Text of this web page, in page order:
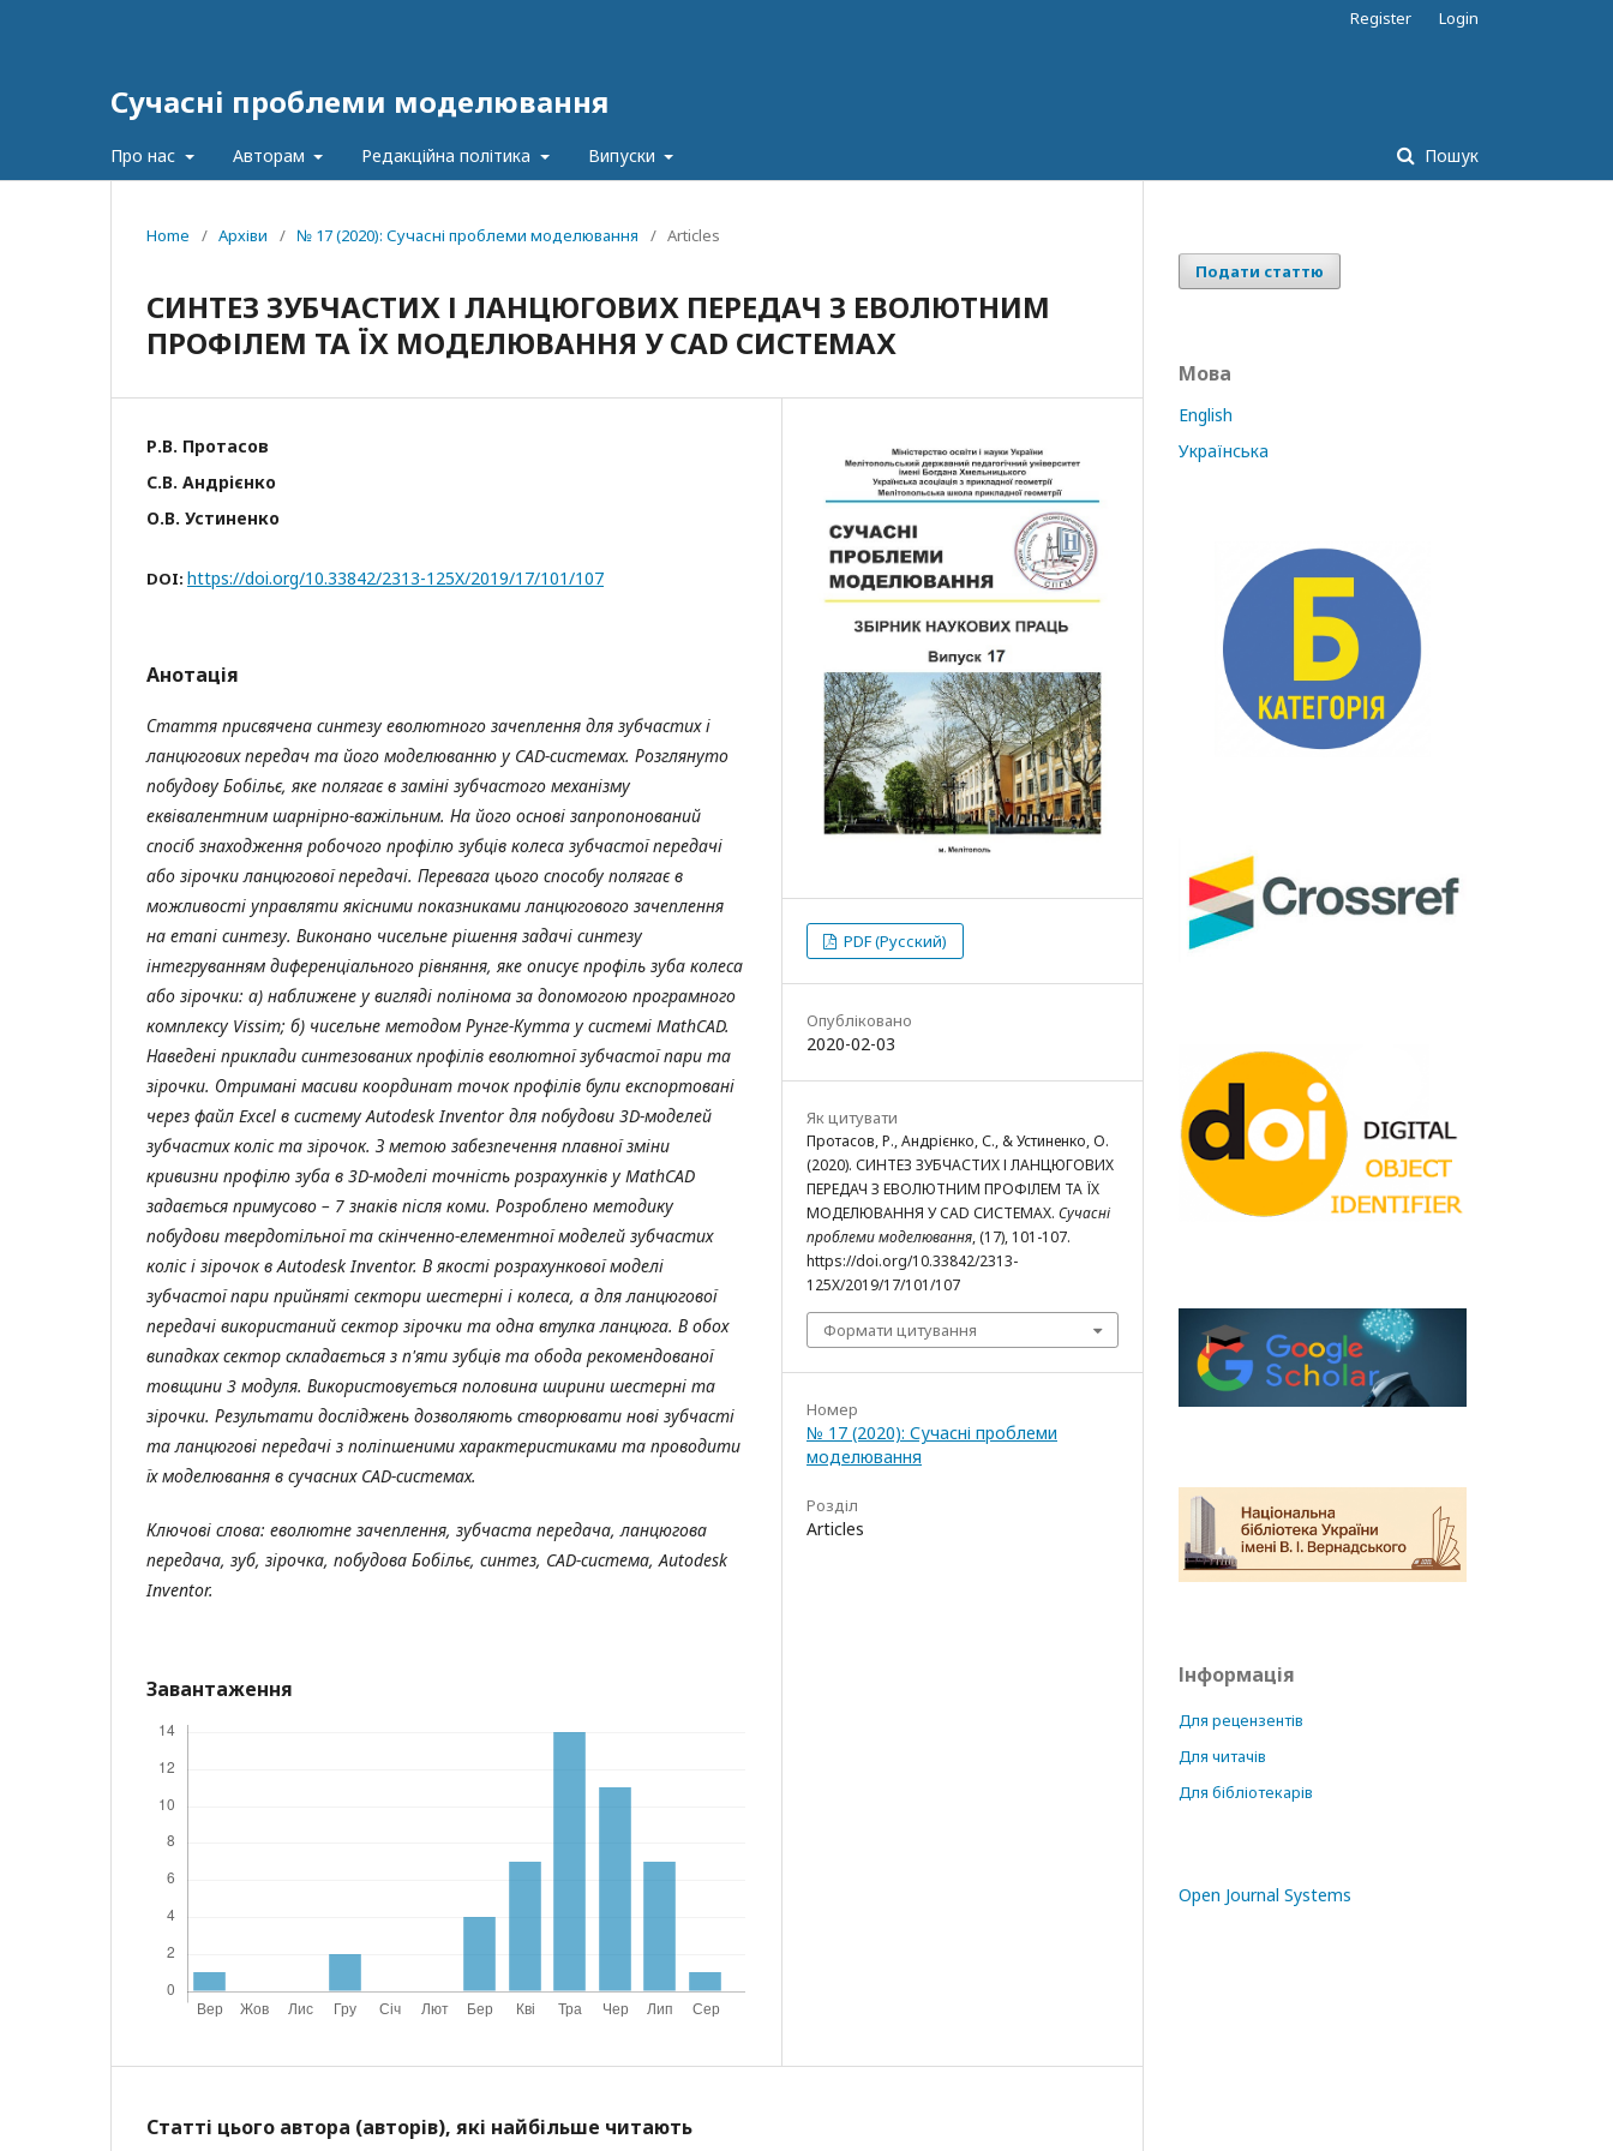
Сучасні проблеми моделювання
Про нас Авторам Редакційна політика Випуски Пошук
Register Login
Home / Архіви / № 17 (2020): Сучасні проблеми моделювання / Articles
СИНТЕЗ ЗУБЧАСТИХ І ЛАНЦЮГОВИХ ПЕРЕДАЧ З ЕВОЛЮТНИМ
ПРОФІЛЕМ ТА ЇХ МОДЕЛЮВАННЯ У CAD СИСТЕМАХ
Р.B. Протасов
С.В. Андрієнко
О.В. Устиненко
DOI: https://doi.org/10.33842/2313-125X/2019/17/101/107
Анотація
Стаття присвячена синтезу еволютного зачеплення для зубчастих і
ланцюгових передач та його моделюванню у CAD-системах. Розглянуто
побудову Бобільє, яке полягає в заміні зубчастого механізму
еквівалентним шарнірно-важільним. На його основі запропонований
спосіб знаходження робочого профілю зубців колеса зубчастої передачі
або зірочки ланцюгової передачі. Перевага цього способу полягає в
можливості управляти якісними показниками ланцюгового зачеплення
на етапі синтезу. Виконано чисельне рішення задачі синтезу
інтегруванням диференціального рівняння, яке описує профіль зуба колеса
або зірочки: а) наближене у вигляді полінома за допомогою програмного
комплексу Vissim; б) чисельне методом Рунге-Кутта у системі MathCAD.
Наведені приклади синтезованих профілів еволютної зубчастої пари та
зірочки. Отримані масиви координат точок профілів були експортовані
через файл Excel в систему Autodesk Inventor для побудови 3D-моделей
зубчастих коліс та зірочок. З метою забезпечення плавної зміни
кривизни профілю зуба в 3D-моделі точність розрахунків у MathCAD
задається примусово – 7 знаків після коми. Розроблено методику
побудови твердотільної та скінченно-елементної моделей зубчастих
коліс і зірочок в Autodesk Inventor. В якості розрахункової моделі
зубчастої пари прийняті сектори шестерні і колеса, а для ланцюгової
передачі використаний сектор зірочки та одна втулка ланцюга. В обох
випадках сектор складається з п'яти зубців та обода рекомендованої
товщини 3 модуля. Використовується половина ширини шестерні та
зірочки. Результати досліджень дозволяють створювати нові зубчасті
та ланцюгові передачі з поліпшеними характеристиками та проводити
їх моделювання в сучасних CAD-системах.
Ключові слова: еволютне зачеплення, зубчаста передача, ланцюгова
передача, зуб, зірочка, побудова Бобільє, синтез, CAD-система, Autodesk
Inventor.
Завантаження
PDF (Русский)
Опубліковано
2020-02-03
Як цитувати
Протасов, Р., Андрієнко, С., & Устиненко, О.
(2020). СИНТЕЗ ЗУБЧАСТИХ І ЛАНЦЮГОВИХ
ПЕРЕДАЧ З ЕВОЛЮТНИМ ПРОФІЛЕМ ТА ЇХ
МОДЕЛЮВАННЯ У CAD СИСТЕМАХ. Сучасні
проблеми моделювання, (17), 101-107.
https://doi.org/10.33842/2313-
125X/2019/17/101/107
Формати цитування
Номер
№ 17 (2020): Сучасні проблеми
моделювання
Розділ
Articles
Статті цього автора (авторів), які найбільше читають
Подати статтю
Мова
English
Українська
Інформація
Для рецензентів
Для читачів
Для бібліотекарів
Open Journal Systems